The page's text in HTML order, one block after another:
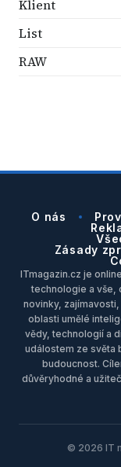
Klient
List
RAW
O nás
Zásady
ITmagazin.cz je
technologie a vše,
novinky,
oblasti umělé
vědy, technologií a
událostem ze světa
budoucnost.
důvěryhodné a
© 2026 IT